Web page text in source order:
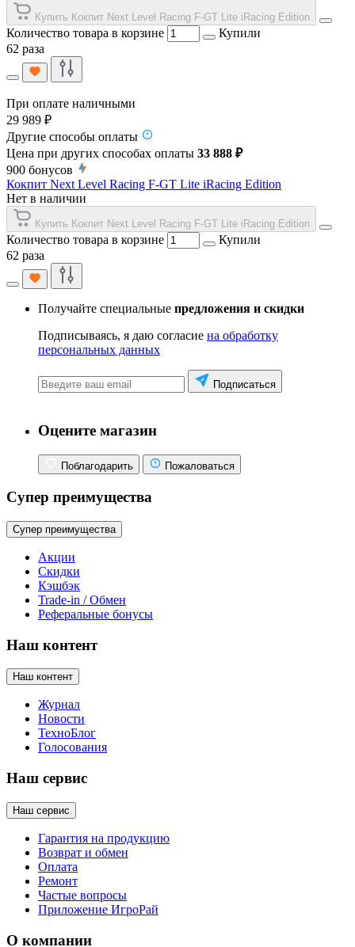
Купить Кокпит Next Level Racing F-GT Lite iRacing Edition
Количество товара в корзине
Купили
62 раза
При оплате наличными
29 989 ₽
Другие способы оплаты
Цена при других способах оплаты 33 888 ₽
900 бонусов
Кокпит Next Level Racing F-GT Lite iRacing Edition
Нет в наличии
Купить Кокпит Next Level Racing F-GT Lite iRacing Edition
Количество товара в корзине
Купили
62 раза
Получайте специальные предложения и скидки
Подписываясь, я даю согласие на обработку
персональных данных
Подписаться
Оцените магазин
Поблагодарить Пожаловаться
Супер преимущества
Супер преимущества
Акции
Скидки
Кэшбэк
Trade-in / Обмен
Реферальные бонусы
Наш контент
Наш контент
Журнал
Новости
ТехноБлог
Голосования
Наш сервис
Наш сервис
Гарантия на продукцию
Возврат и обмен
Оплата
Ремонт
Частые вопросы
Приложение ИгроРай
О компании